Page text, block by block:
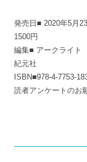
発売日■ 2020年5月
1500円
編集■ アークライ
紀元社
ISBN■978-4-7753-
読者アンケートのお